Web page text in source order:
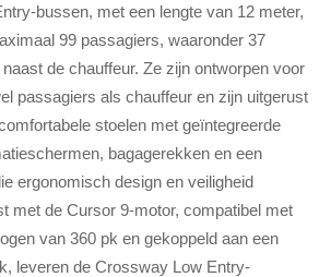
bussen, met een lengte van 12 meter,
99 passagiers, waaronder 37
de chauffeur. Ze zijn ontworpen voor
passagiers als chauffeur en zijn uitgerust
stoelen met geïntegreerde
bagagerekken en een
ergonomisch design en veiligheid
met de Cursor 9-motor, compatibel met
van 360 pk en gekoppeld aan een
leveren de Crossway Low Entry-